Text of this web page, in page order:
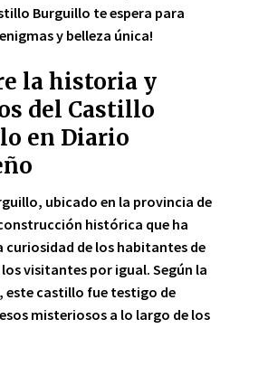
Burguillo te espera para
y belleza única!
la historia y
del Castillo
en Diario
ubicado en la provincia de
histórica que ha
curiosidad de los habitantes de
visitantes por igual. Según la
este castillo fue testigo de
misteriosos a lo largo de los